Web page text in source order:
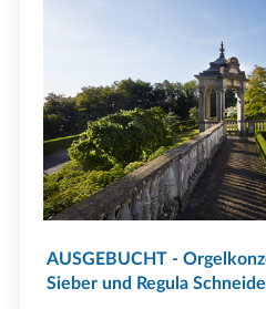
AUSGEBUCHT -
Sieber und Regula